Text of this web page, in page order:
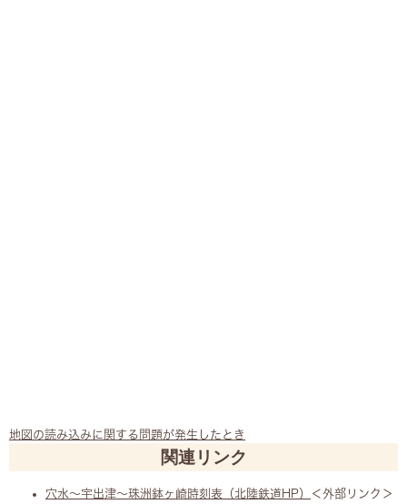
地図の読み込みに関する問題が発生したとき
関連リンク
穴水～宇出津～珠洲鉢ヶ崎時刻表（北陸鉄道HP）
＜外部リンク＞